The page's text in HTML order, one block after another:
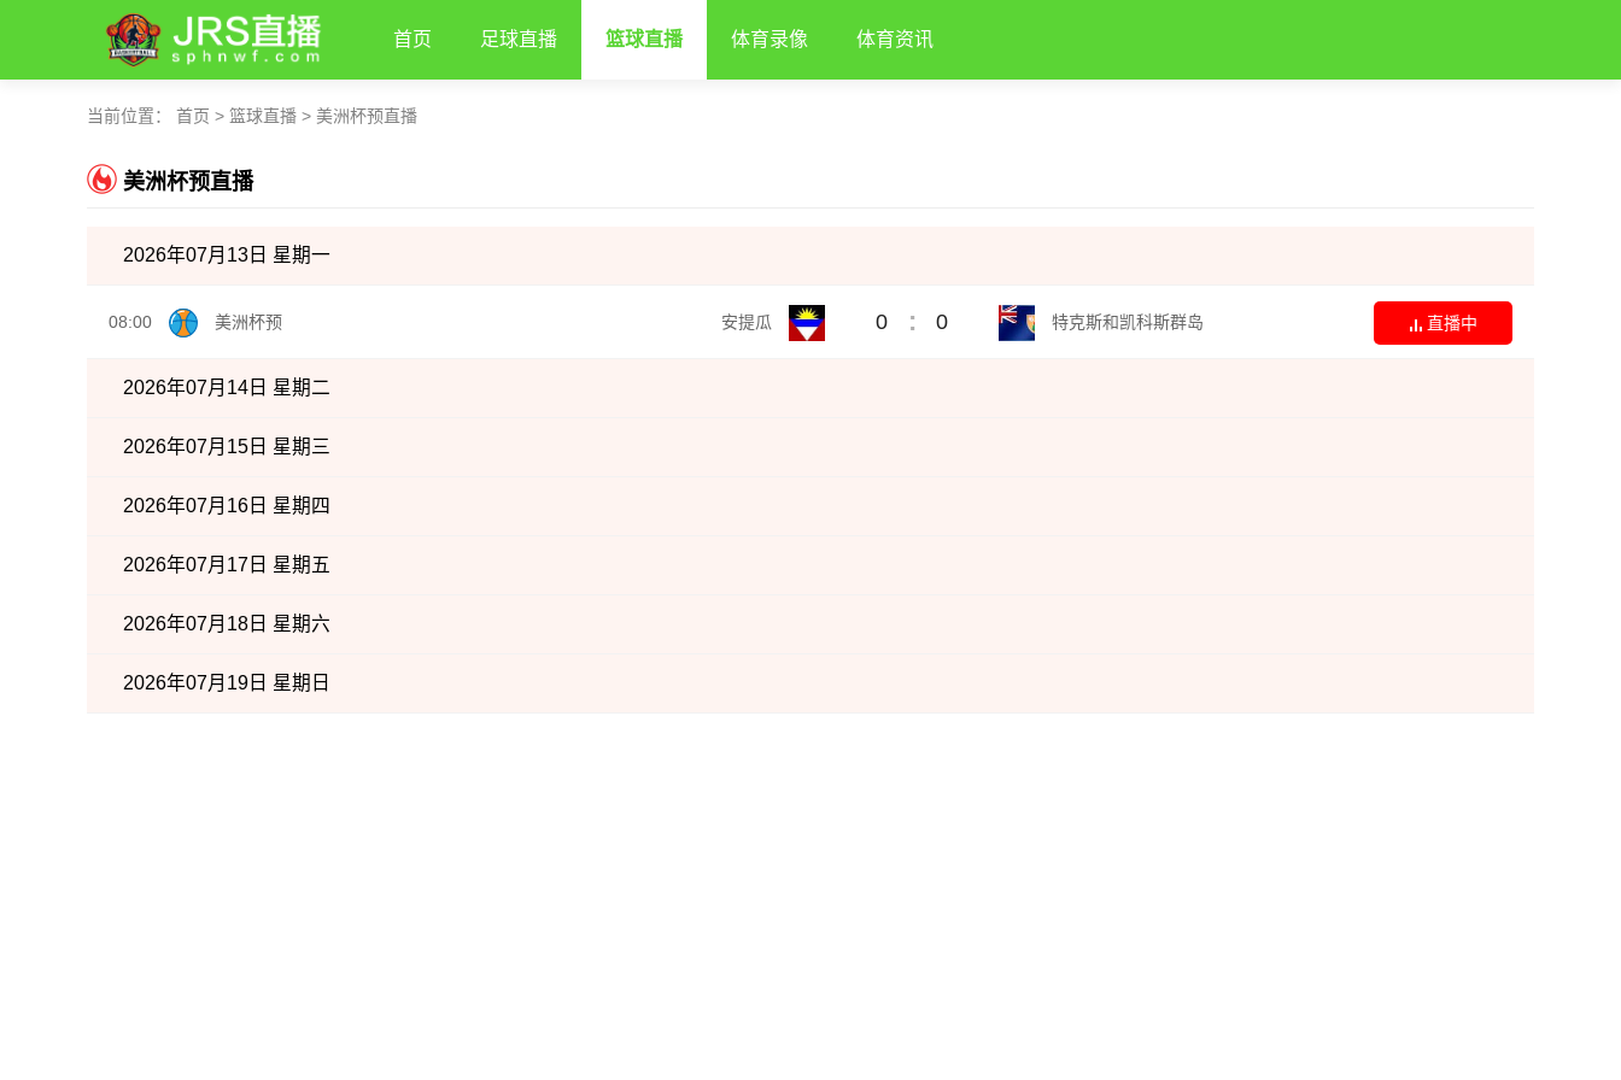
首页 足球直播 篮球直播 体育录像 体育资讯
当前位置： 首页 > 篮球直播 > 美洲杯预直播
美洲杯预直播
2026年07月13日 星期一
08:00 美洲杯预 安提瓜 0 : 0 特克斯和凯科斯群岛 直播中
2026年07月14日 星期二
2026年07月15日 星期三
2026年07月16日 星期四
2026年07月17日 星期五
2026年07月18日 星期六
2026年07月19日 星期日